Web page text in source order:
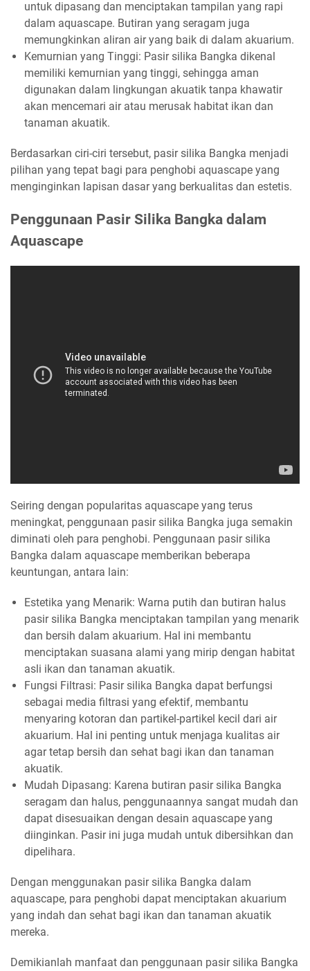
untuk dipasang dan menciptakan tampilan yang rapi
dalam aquascape. Butiran yang seragam juga
memungkinkan aliran air yang baik di dalam akuarium.
Kemurnian yang Tinggi: Pasir silika Bangka dikenal
memiliki kemurnian yang tinggi, sehingga aman
digunakan dalam lingkungan akuatik tanpa khawatir
akan mencemari air atau merusak habitat ikan dan
tanaman akuatik.
Berdasarkan ciri-ciri tersebut, pasir silika Bangka menjadi
pilihan yang tepat bagi para penghobi aquascape yang
menginginkan lapisan dasar yang berkualitas dan estetis.
Penggunaan Pasir Silika Bangka dalam
Aquascape
Seiring dengan popularitas aquascape yang terus
meningkat, penggunaan pasir silika Bangka juga semakin
diminati oleh para penghobi. Penggunaan pasir silika
Bangka dalam aquascape memberikan beberapa
keuntungan, antara lain:
Estetika yang Menarik: Warna putih dan butiran halus
pasir silika Bangka menciptakan tampilan yang menarik
dan bersih dalam akuarium. Hal ini membantu
menciptakan suasana alami yang mirip dengan habitat
asli ikan dan tanaman akuatik.
Fungsi Filtrasi: Pasir silika Bangka dapat berfungsi
sebagai media filtrasi yang efektif, membantu
menyaring kotoran dan partikel-partikel kecil dari air
akuarium. Hal ini penting untuk menjaga kualitas air
agar tetap bersih dan sehat bagi ikan dan tanaman
akuatik.
Mudah Dipasang: Karena butiran pasir silika Bangka
seragam dan halus, penggunaannya sangat mudah dan
dapat disesuaikan dengan desain aquascape yang
diinginkan. Pasir ini juga mudah untuk dibersihkan dan
dipelihara.
Dengan menggunakan pasir silika Bangka dalam
aquascape, para penghobi dapat menciptakan akuarium
yang indah dan sehat bagi ikan dan tanaman akuatik
mereka.
Demikianlah manfaat dan penggunaan pasir silika Bangka